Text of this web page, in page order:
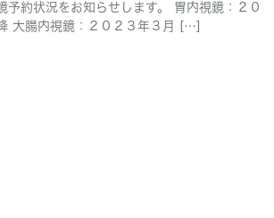
予約状況をお知らせします。 胃内視鏡：２０
大腸内視鏡：２０２３年３月 […]